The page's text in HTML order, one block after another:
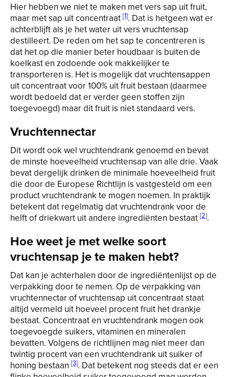
Hier hebben we niet te maken met vers sap uit fruit,
maar met sap uit concentraat [1]. Dat is hetgeen wat er
achterblijft als je het water uit vers vruchtensap
destilleert. De reden om het sap te concentreren is
dat het op die manier beter houdbaar is buiten de
koelkast en zodoende ook makkelijker te
transporteren is. Het is mogelijk dat vruchtensappen
uit concentraat voor 100% uit fruit bestaan (daarmee
wordt bedoeld dat er verder geen stoffen zijn
toegevoegd) maar dit fruit is niet standaard vers.
Vruchtennectar
Dit wordt ook wel vruchtendrank genoemd en bevat
de minste hoeveelheid vruchtensap van alle drie. Vaak
bevat dergelijk drinken de minimale hoeveelheid fruit
die door de Europese Richtlijn is vastgesteld om een
product vruchtendrank te mogen noemen. In praktijk
betekent dat regelmatig dat vruchtendrank voor de
helft of driekwart uit andere ingrediënten bestaat [2].
Hoe weet je met welke soort
vruchtensap je te maken hebt?
Dat kan je achterhalen door de ingrediëntenlijst op de
verpakking door te nemen. Op de verpakking van
vruchtennectar of vruchtensap uit concentraat staat
altijd vermeld uit hoeveel procent fruit het drankje
bestaat. Concentraat en vruchtendrank mogen ook
toegevoegde suikers, vitaminen en mineralen
bevatten. Volgens de richtlijnen mag niet meer dan
twintig procent van een vruchtendrank uit suiker of
honing bestaan [3]. Dat betekent nog steeds dat er een